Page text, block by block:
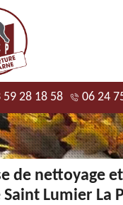
59 28 18 58 06 24
de nettoyage
Lumier La